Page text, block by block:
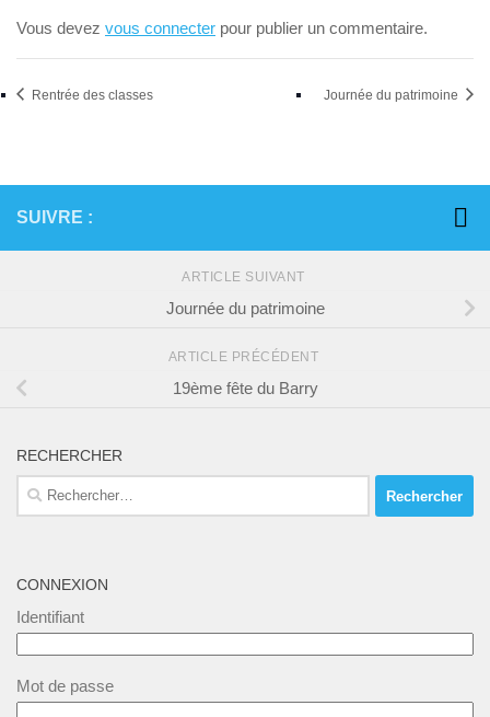
Vous devez vous connecter pour publier un commentaire.
Rentrée des classes Journée du patrimoine
SUIVRE :
ARTICLE SUIVANT
Journée du patrimoine
ARTICLE PRÉCÉDENT
19ème fête du Barry
RECHERCHER
Rechercher :
CONNEXION
Identifiant
Mot de passe